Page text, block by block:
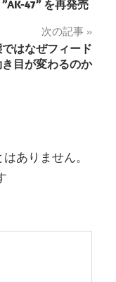
47” を再発売
次の記事
はなぜフィード
目が変わるのか
ありません。